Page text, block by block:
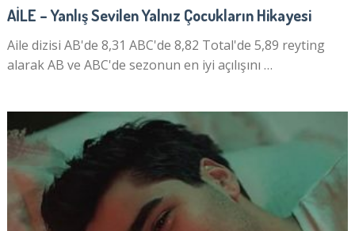
AİLE – Yanlış Sevilen Yalnız Çocukların Hikayesi
Aile dizisi AB'de 8,31 ABC'de 8,82 Total'de 5,89 reyting
alarak AB ve ABC'de sezonun en iyi açılışını …